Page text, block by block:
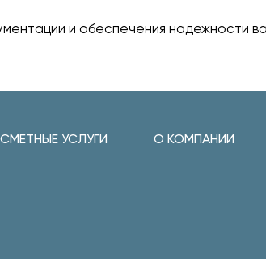
и обеспечения надежности
СМЕТНЫЕ УСЛУГИ О КОМПАНИИ